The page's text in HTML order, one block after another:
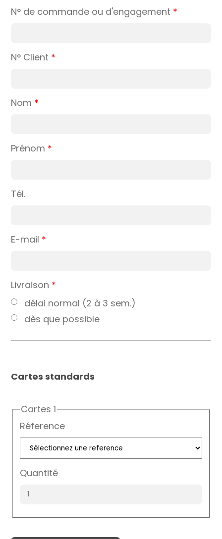
N° de commande ou d'engagement *
N° Client *
Nom *
Prénom *
Tél.
E-mail *
Livraison *
délai normal (2 à 3 sem.)
dès que possible
Cartes standards
Cartes 1
Réference
Quantité